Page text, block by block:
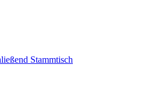
Stammtisch